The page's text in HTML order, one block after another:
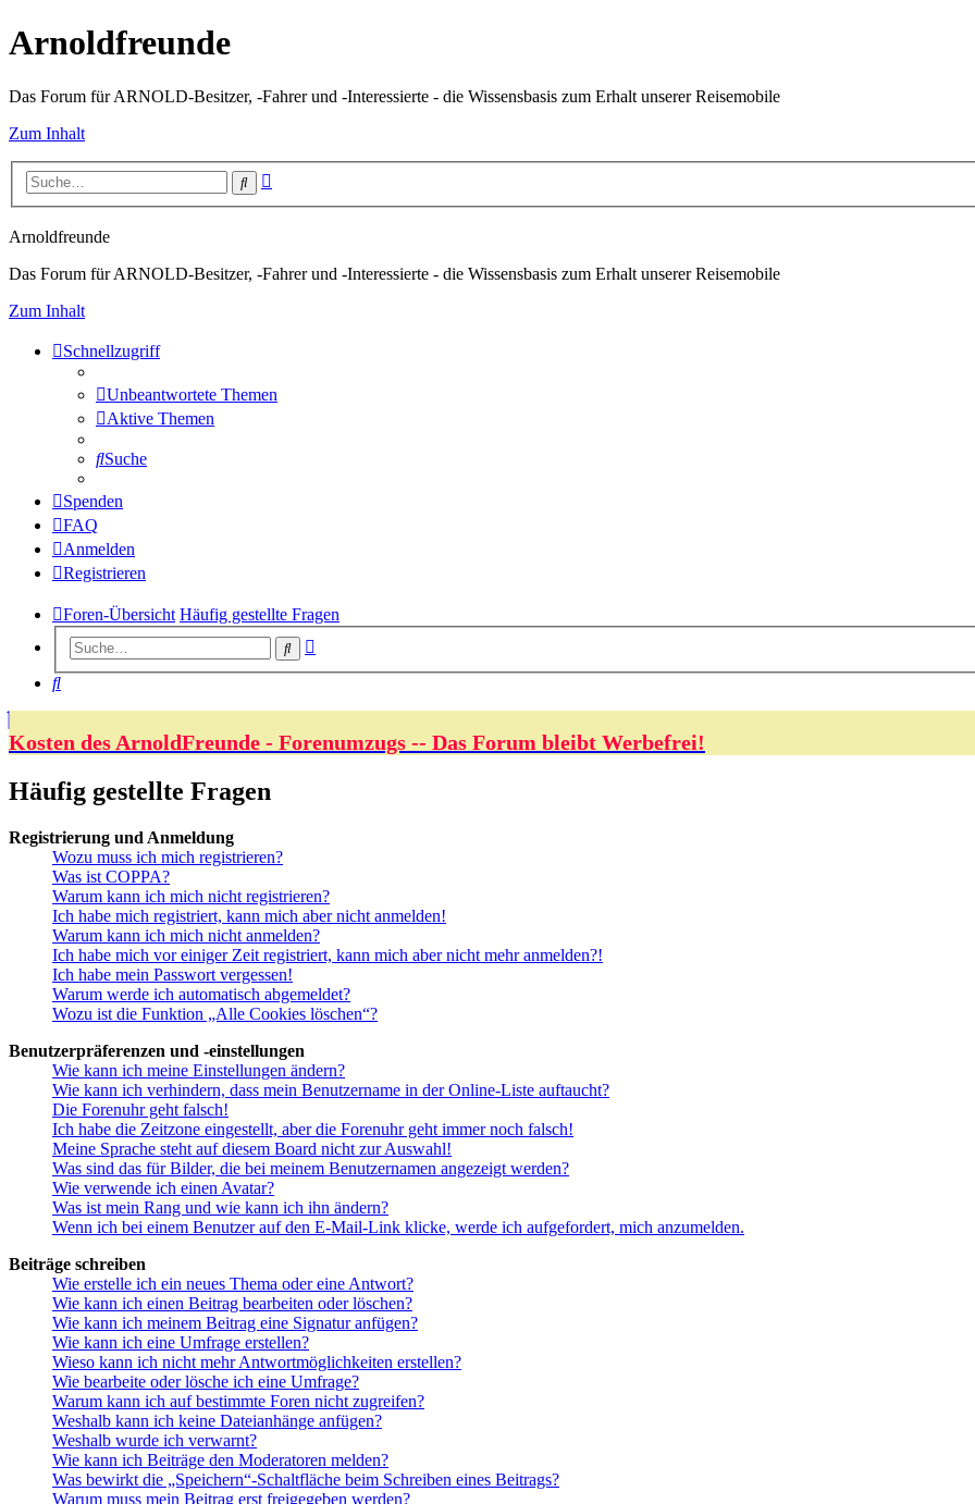
Arnoldfreunde
Das Forum für ARNOLD-Besitzer, -Fahrer und -Interessierte - die Wissensbasis zum Erhalt unserer Reisemobile
Zum Inhalt
Suche
Arnoldfreunde
Das Forum für ARNOLD-Besitzer, -Fahrer und -Interessierte - die Wissensbasis zum Erhalt unserer Reisemobile
Zum Inhalt
Schnellzugriff
Unbeantwortete Themen
Aktive Themen
Suche
Spenden
FAQ
Anmelden
Registrieren
Foren-Übersicht Häufig gestellte Fragen
Suche
Suche
Kosten des ArnoldFreunde - Forenumzugs -- Das Forum bleibt Werbefrei!
Häufig gestellte Fragen
Registrierung und Anmeldung
Wozu muss ich mich registrieren?
Was ist COPPA?
Warum kann ich mich nicht registrieren?
Ich habe mich registriert, kann mich aber nicht anmelden!
Warum kann ich mich nicht anmelden?
Ich habe mich vor einiger Zeit registriert, kann mich aber nicht mehr anmelden?!
Ich habe mein Passwort vergessen!
Warum werde ich automatisch abgemeldet?
Wozu ist die Funktion „Alle Cookies löschen“?
Benutzerpräferenzen und -einstellungen
Wie kann ich meine Einstellungen ändern?
Wie kann ich verhindern, dass mein Benutzername in der Online-Liste auftaucht?
Die Forenuhr geht falsch!
Ich habe die Zeitzone eingestellt, aber die Forenuhr geht immer noch falsch!
Meine Sprache steht auf diesem Board nicht zur Auswahl!
Was sind das für Bilder, die bei meinem Benutzernamen angezeigt werden?
Wie verwende ich einen Avatar?
Was ist mein Rang und wie kann ich ihn ändern?
Wenn ich bei einem Benutzer auf den E-Mail-Link klicke, werde ich aufgefordert, mich anzumelden.
Beiträge schreiben
Wie erstelle ich ein neues Thema oder eine Antwort?
Wie kann ich einen Beitrag bearbeiten oder löschen?
Wie kann ich meinem Beitrag eine Signatur anfügen?
Wie kann ich eine Umfrage erstellen?
Wieso kann ich nicht mehr Antwortmöglichkeiten erstellen?
Wie bearbeite oder lösche ich eine Umfrage?
Warum kann ich auf bestimmte Foren nicht zugreifen?
Weshalb kann ich keine Dateianhänge anfügen?
Weshalb wurde ich verwarnt?
Wie kann ich Beiträge den Moderatoren melden?
Was bewirkt die „Speichern“-Schaltfläche beim Schreiben eines Beitrags?
Warum muss mein Beitrag erst freigegeben werden?